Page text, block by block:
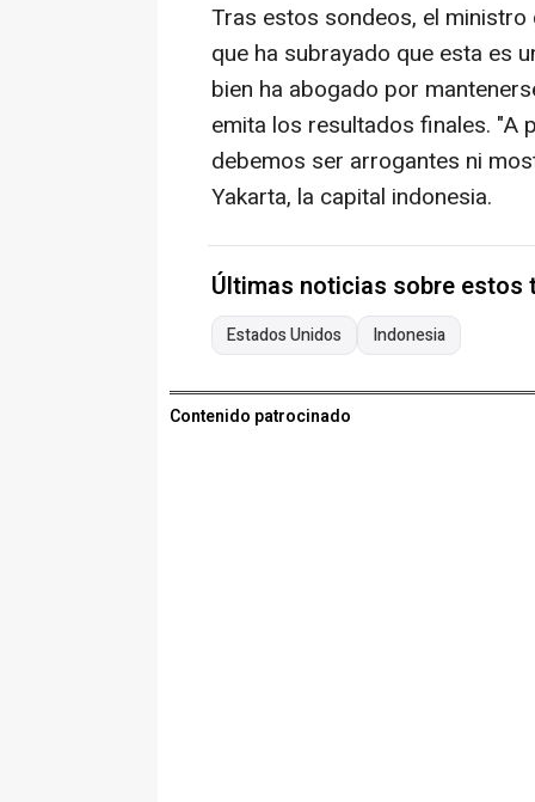
Tras estos sondeos, el
que ha subrayado que esta es
bien ha abogado por
emita los resultados finales. "A
debemos ser arrogantes ni
Yakarta, la capital indonesia.
Últimas noticias sobre estos
Estados Unidos Indonesia
Contenido patrocinado